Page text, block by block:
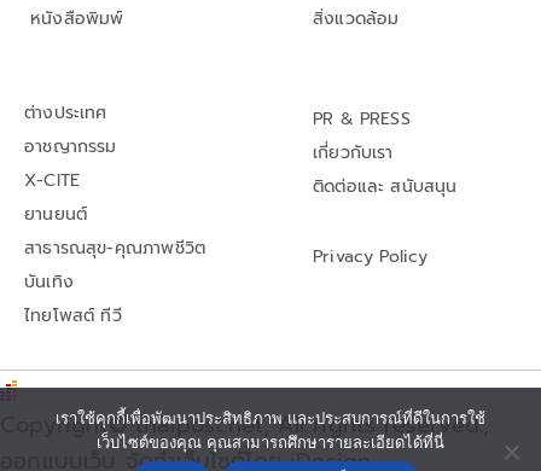
หนังสือพิมพ์
สิ่งแวดล้อม
ต่างประเทศ
อาชญากรรม
X-CITE
ยานยนต์
สาธารณสุข-คุณภาพชีวิต
บันเทิง
ไทยโพสต์ ทีวี
PR & PRESS
เกี่ยวกับเรา
ติดต่อและ สนับสนุน
Privacy Policy
Copyright© thaipost.net, All rights reserved.,
ออกแบบเว็บ จัดทำเว็บไซต์โดย iDesign
เราใช้คุกกี้เพื่อพัฒนาประสิทธิภาพ และประสบการณ์ที่ดีในการใช้
เว็บไซต์ของคุณ คุณสามารถศึกษารายละเอียดได้ที่นี่